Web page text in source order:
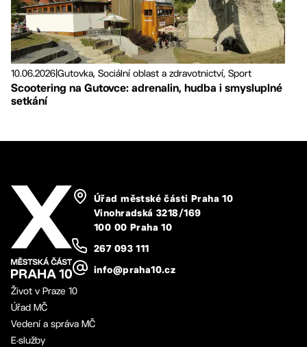
10.06.2026Gutovka, Sociální oblast a zdravotnictví, Sport
Scootering na Gutovce: adrenalin, hudba i smysluplné
setkání
Úřad městské části Praha 10
Vinohradská 3218/169
100 00 Praha 10
267 093 111
info@praha10.cz
Život v Praze 10
Úřad MČ
Vedení a správa MČ
E-služby